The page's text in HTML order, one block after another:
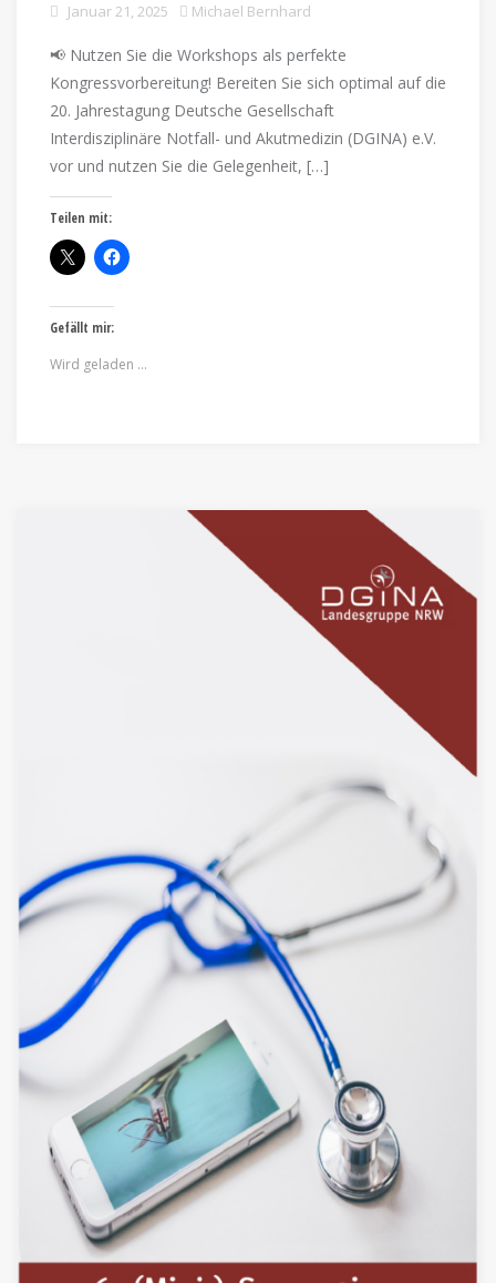
Januar 21, 2025 Michael Bernhard
📢 Nutzen Sie die Workshops als perfekte
Kongressvorbereitung! Bereiten Sie sich optimal auf die
20. Jahrestagung Deutsche Gesellschaft
Interdisziplinäre Notfall- und Akutmedizin (DGINA) e.V.
vor und nutzen Sie die Gelegenheit, […]
Teilen mit:
Gefällt mir:
Wird geladen …